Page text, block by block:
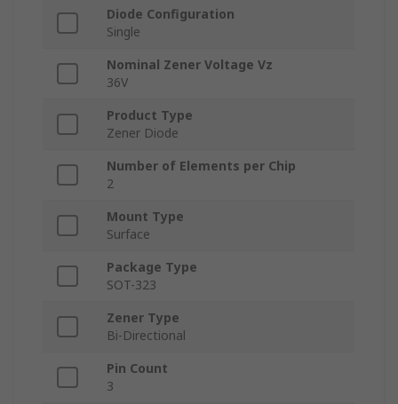
Diode Configuration
Single
Nominal Zener Voltage Vz
36V
Product Type
Zener Diode
Number of Elements per Chip
2
Mount Type
Surface
Package Type
SOT-323
Zener Type
Bi-Directional
Pin Count
3